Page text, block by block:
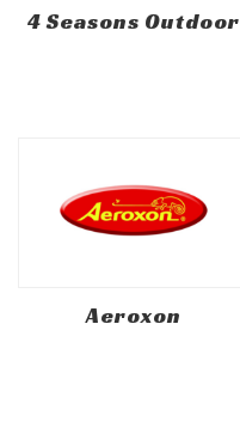
4 Seasons Outdoor
Aeroxon